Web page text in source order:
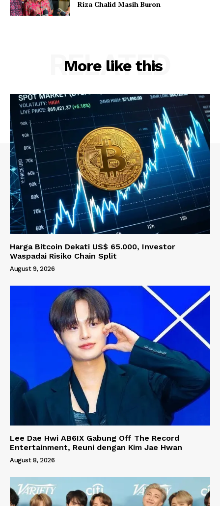
Riza Chalid Masih Buron
More like this
RELATED
Harga Bitcoin Dekati US$ 65.000, Investor
Waspadai Risiko Chain Split
August 9, 2026
Lee Dae Hwi AB6IX Gabung Off The Record
Entertainment, Reuni dengan Kim Jae Hwan
August 8, 2026